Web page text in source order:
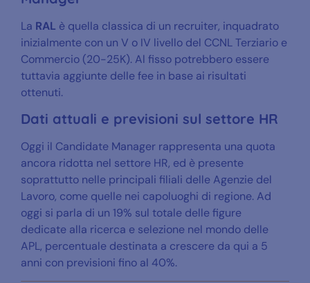
La RAL è quella classica di un recruiter, inquadrato
inizialmente con un V o IV livello del CCNL Terziario e
Commercio (20-25K). Al fisso potrebbero essere
tuttavia aggiunte delle fee in base ai risultati
ottenuti.
Dati attuali e previsioni sul settore HR
Oggi il Candidate Manager rappresenta una quota
ancora ridotta nel settore HR, ed è presente
soprattutto nelle principali filiali delle Agenzie del
Lavoro, come quelle nei capoluoghi di regione. Ad
oggi si parla di un 19% sul totale delle figure
dedicate alla ricerca e selezione nel mondo delle
APL, percentuale destinata a crescere da qui a 5
anni con previsioni fino al 40%.